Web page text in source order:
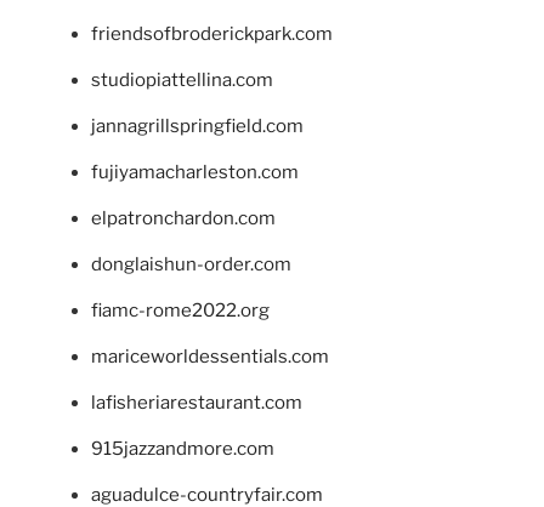
friendsofbroderickpark.com
studiopiattellina.com
jannagrillspringfield.com
fujiyamacharleston.com
elpatronchardon.com
donglaishun-order.com
fiamc-rome2022.org
mariceworldessentials.com
lafisheriarestaurant.com
915jazzandmore.com
aguadulce-countryfair.com